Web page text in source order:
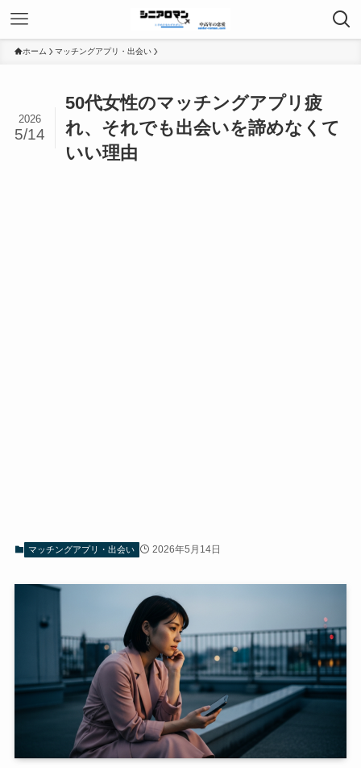
ホーム マッチングアプリ・出会い
50代女性のマッチングアプリ疲
れ、それでも出会いを諦めなくて
いい理由
2026
5/14
マッチングアプリ・出会い 2026年5月14日